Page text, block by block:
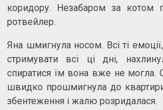
коридору. Незабаром за котом
ротвейлер.
Яна шмигнула носом. Всі ті
стримувати всі ці дні,
спиратися їм вона вже не могла.
швидко прошмигнула до
збентеження і жалю розридалася.